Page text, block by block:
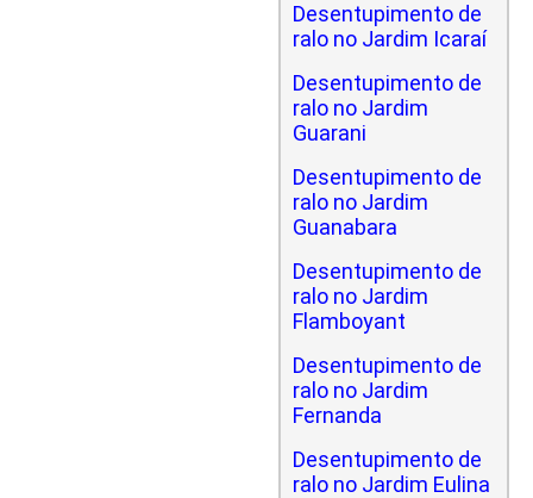
Desentupimento de
ralo no Jardim Icaraí
Desentupimento de
ralo no Jardim
Guarani
Desentupimento de
ralo no Jardim
Guanabara
Desentupimento de
ralo no Jardim
Flamboyant
Desentupimento de
ralo no Jardim
Fernanda
Desentupimento de
ralo no Jardim Eulina